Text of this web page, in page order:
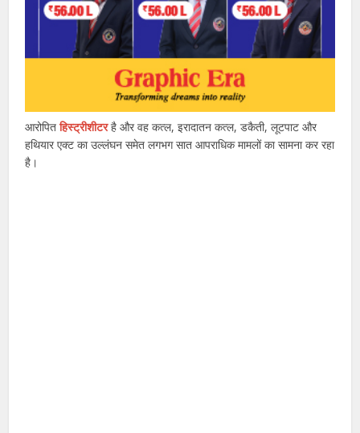
आरोपितहिस्ट्रीशीटरहै और वह कत्ल, इरादातन कत्ल, डकैती, लूटपाट और
हथियार एक्ट का उल्लंघन समेत लगभग सात आपराधिक मामलों का सामना कर रहा
है।